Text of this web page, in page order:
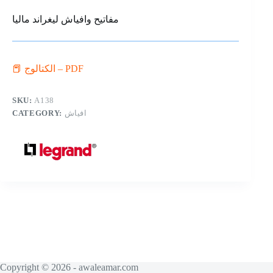
مفاتيح وافياش ليغراند ماليا
📕 الكتالوج – PDF
SKU:A138
CATEGORY: افياش
Copyright © 2026 - awaleamar.com